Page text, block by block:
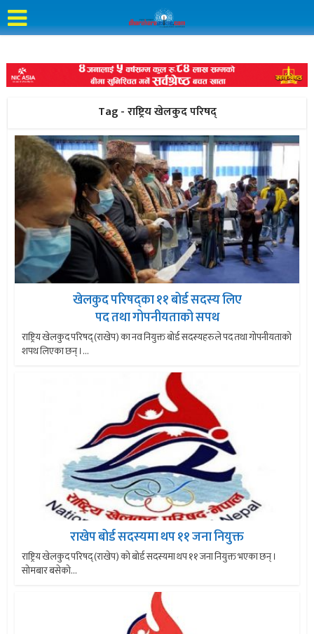
Tag - राष्ट्रिय खेलकुद परिषद्
खेलकुद परिषद्‌‌का ११ बोर्ड सदस्य लिए
पद तथा गोपनीयताको सपथ
राष्ट्रिय खेलकुद परिषद् (राखेप) का नव नियुक्त बोर्ड सदस्यहरुले पद तथा गोपनीयताको
शपथ लिएका छन् ।...
राखेप बोर्ड सदस्यमा थप ११ जना नियुक्त
राष्ट्रिय खेलकुद परिषद् (राखेप) को बोर्ड सदस्यमा थप ११ जना नियुक्त भएका छन् ।
सोमबार बसेको...